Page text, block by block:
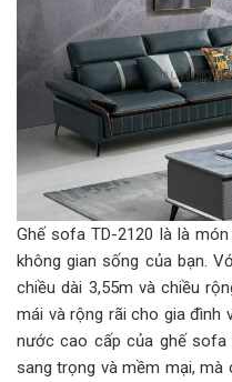
Ghế sofa TD-2120 là là
không gian sống của bạn.
chiều dài 3,55m và chiều
mái và rộng rãi cho gia đình
nước cao cấp của ghế sofa
sang trọng và mềm mại, mà